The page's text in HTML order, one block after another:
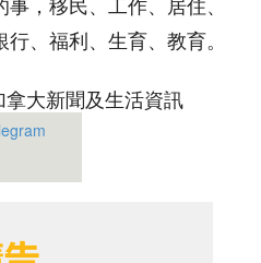
、福利、生育、教育。
大新聞及生活資訊